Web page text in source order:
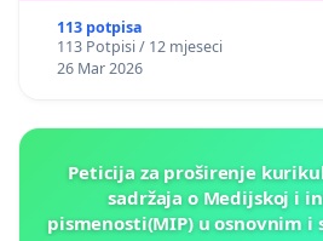
113 potpisa
113 Potpisi / 12 mjeseci
26 Mar 2026
Peticija za proširenje
sadržaja o Medijskoj i
pismenosti(MIP) u osnovnim i